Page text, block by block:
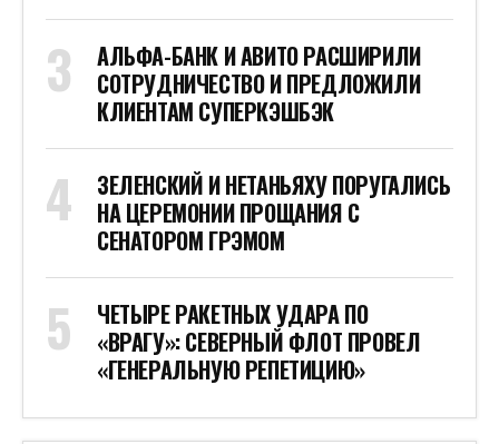
АЛЬФА-БАНК И АВИТО РАСШИРИЛИ
СОТРУДНИЧЕСТВО И ПРЕДЛОЖИЛИ
КЛИЕНТАМ СУПЕРКЭШБЭК
ЗЕЛЕНСКИЙ И НЕТАНЬЯХУ ПОРУГАЛИСЬ
НА ЦЕРЕМОНИИ ПРОЩАНИЯ С
СЕНАТОРОМ ГРЭМОМ
ЧЕТЫРЕ РАКЕТНЫХ УДАРА ПО
«ВРАГУ»: СЕВЕРНЫЙ ФЛОТ ПРОВЕЛ
«ГЕНЕРАЛЬНУЮ РЕПЕТИЦИЮ»